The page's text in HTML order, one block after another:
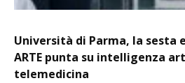
Università di Parma, la sesta
ARTE punta su intelligenza
telemedicina